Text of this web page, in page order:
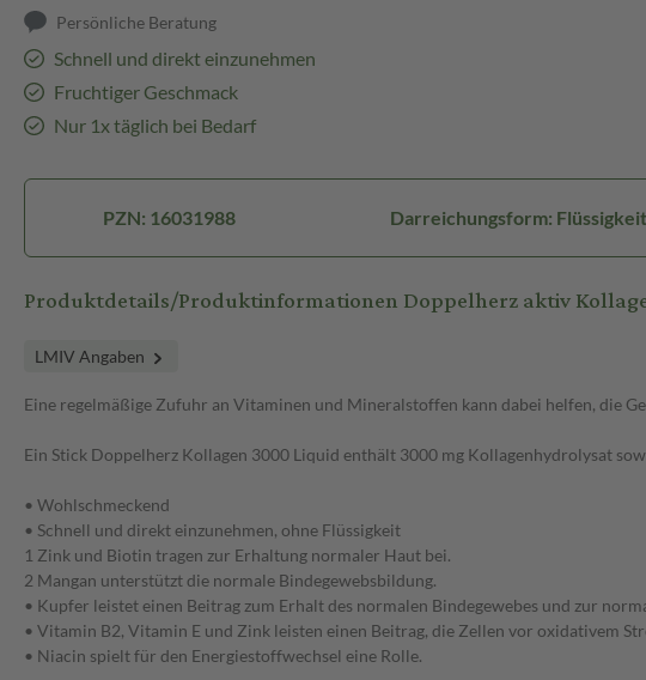
Persönliche Beratung
Schnell und direkt einzunehmen
Fruchtiger Geschmack
Nur 1x täglich bei Bedarf
PZN: 16031988 Darreichungsform: Flüssigkeit
Produktdetails/Produktinformationen Doppelherz aktiv
LMIV Angaben
Eine regelmäßige Zufuhr an Vitaminen und Mineralstoffen kann dabei helfen, die
Ein Stick Doppelherz Kollagen 3000 Liquid enthält 3000 mg Kollagenhydrolysat
• Wohlschmeckend
• Schnell und direkt einzunehmen, ohne Flüssigkeit
1 Zink und Biotin tragen zur Erhaltung normaler Haut bei.
2 Mangan unterstützt die normale Bindegewebsbildung.
• Kupfer leistet einen Beitrag zum Erhalt des normalen Bindegewebes und zur
• Vitamin B2, Vitamin E und Zink leisten einen Beitrag, die Zellen vor oxidativem
• Niacin spielt für den Energiestoffwechsel eine Rolle.